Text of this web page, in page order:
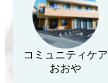
コミュニティケア
おおや